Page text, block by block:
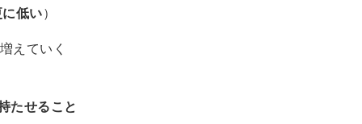
低い）
えていく
たせること